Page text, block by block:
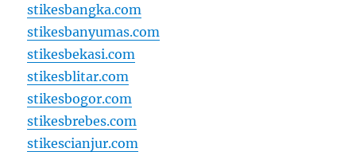
stikesbangka.com
stikesbanyumas.com
stikesbekasi.com
stikesblitar.com
stikesbogor.com
stikesbrebes.com
stikescianjur.com